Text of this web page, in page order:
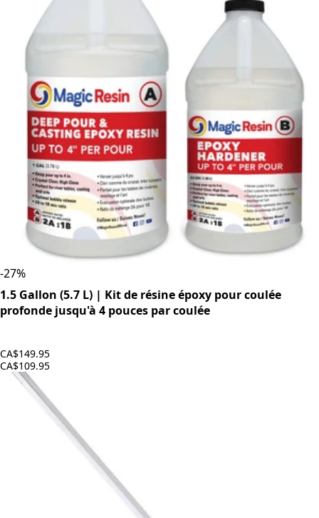
-27%
1.5 Gallon (5.7 L) | Kit de résine époxy pour coulée
profonde jusqu'à 4 pouces par coulée
CA$149.95
CA$109.95